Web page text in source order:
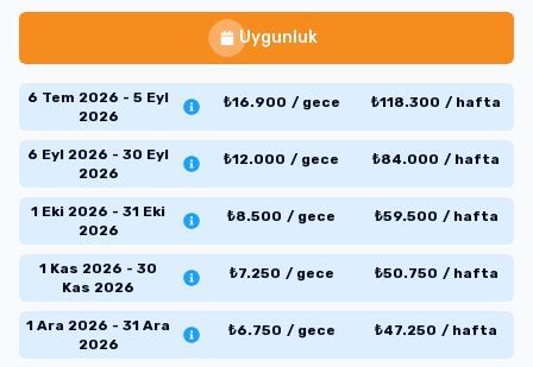
Uygunluk
6 Tem 2026 - 5 Eyl
2026
₺16.900 / gece ₺118.300 / hafta
6 Eyl 2026 - 30 Eyl
2026
₺12.000 / gece ₺84.000 / hafta
1 Eki 2026 - 31 Eki
2026
₺8.500 / gece ₺59.500 / hafta
1 Kas 2026 - 30
Kas 2026
₺7.250 / gece ₺50.750 / hafta
1 Ara 2026 - 31 Ara
2026
₺6.750 / gece ₺47.250 / hafta